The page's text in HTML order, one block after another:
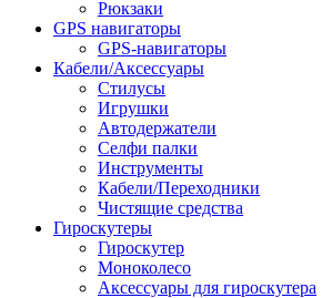
Рюкзаки
GPS навигаторы
GPS-навигаторы
Кабели/Аксессуары
Стилусы
Игрушки
Автодержатели
Селфи палки
Инструменты
Кабели/Переходники
Чистящие средства
Гироскутеры
Гироскутер
Моноколесо
Аксессуары для гироскутера